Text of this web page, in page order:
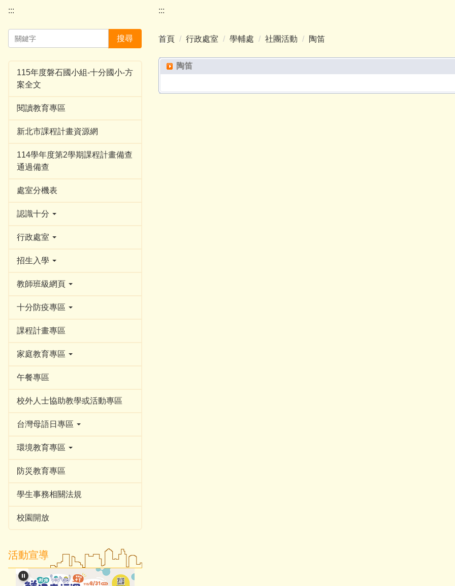
:::
搜尋
115年度磐石國小組-十分國小-方
案全文
閱讀教育專區
新北市課程計畫資源網
114學年度第2學期課程計畫備查
通過備查
處室分機表
認識十分
行政處室
招生入學
教師班級網頁
十分防疫專區
課程計畫專區
家庭教育專區
午餐專區
校外人士協助教學或活動專區
台灣母語日專區
環境教育專區
防災教育專區
學生事務相關法規
校園開放
活動宣導
:::
首頁 行政處室 學輔處 社團活動 陶笛
陶笛